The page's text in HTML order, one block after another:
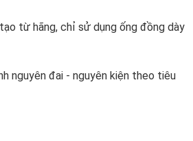
từ hãng, chỉ sử dụng ống đồng dày
nguyên đai - nguyên kiện theo tiêu